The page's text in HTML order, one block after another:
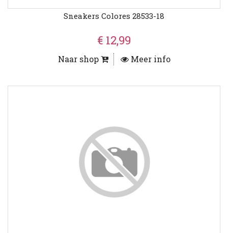
Sneakers Colores 28533-18
€ 12,99
Naar shop Meer info